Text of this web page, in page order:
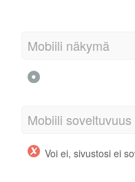
Mobiili näkymä
Mobiili soveltuvuus
Voi ei, sivustosi ei